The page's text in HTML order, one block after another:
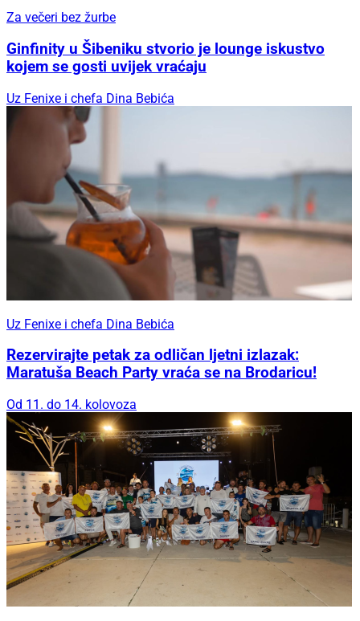
Za večeri bez žurbe
Ginfinity u Šibeniku stvorio je lounge iskustvo
kojem se gosti uvijek vraćaju
Uz Fenixe i chefa Dina Bebića
Uz Fenixe i chefa Dina Bebića
Rezervirajte petak za odličan ljetni izlazak:
Maratuša Beach Party vraća se na Brodaricu!
Od 11. do 14. kolovoza